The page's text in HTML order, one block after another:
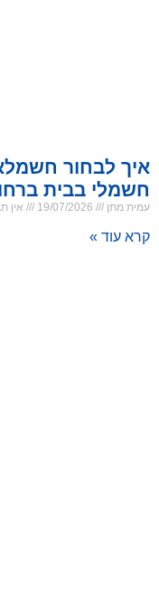
איך לבחור
חשמלי בבית
עמית מתן אין
קרא עוד »